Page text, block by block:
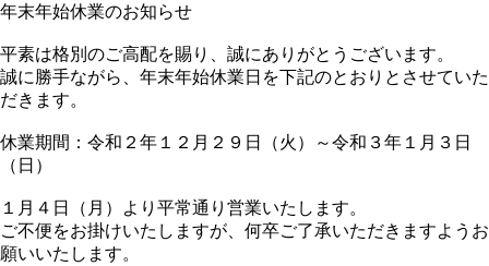
年末年始休業のお知らせ
平素は格別のご高配を賜り、誠にありがとうございます。
誠に勝手ながら、年末年始休業日を下記のとおりとさせていた
だきます。
休業期間：令和２年１２月２９日（火）～令和３年１月３日
（日）
１月４日（月）より平常通り営業いたします。
ご不便をお掛けいたしますが、何卒ご了承いただきますようお
願いいたします。